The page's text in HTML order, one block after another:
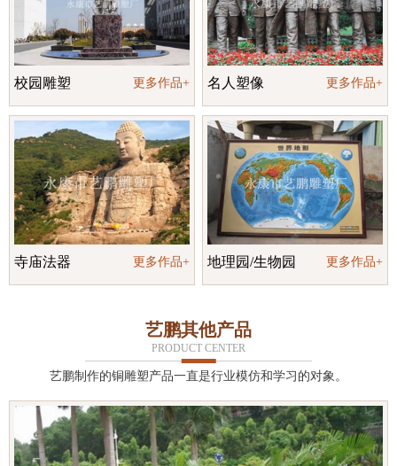
校园雕塑 更多作品+ 名人塑像 更多作品+
寺庙法器 更多作品+ 地理园/生物园 更多作品+
艺鹏其他产品
PRODUCT CENTER
艺鹏制作的铜雕塑产品一直是行业模仿和学习的对象。